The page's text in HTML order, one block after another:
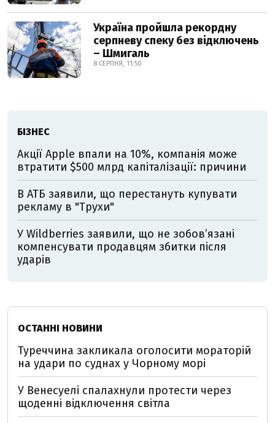
Україна пройшла рекордну
серпневу спеку без відключень
– Шмигаль
8 СЕРПНЯ, 11:50
БІЗНЕС
Акції Apple впали на 10%, компанія може
втратити $500 млрд капіталізації: причини
В АТБ заявили, що перестануть купувати
рекламу в "Трухи"
У Wildberries заявили, що не зобов’язані
компенсувати продавцям збитки після
ударів
ОСТАННІ НОВИНИ
Туреччина закликала оголосити мораторій
на удари по суднах у Чорному морі
У Венесуелі спалахнули протести через
щоденні відключення світла